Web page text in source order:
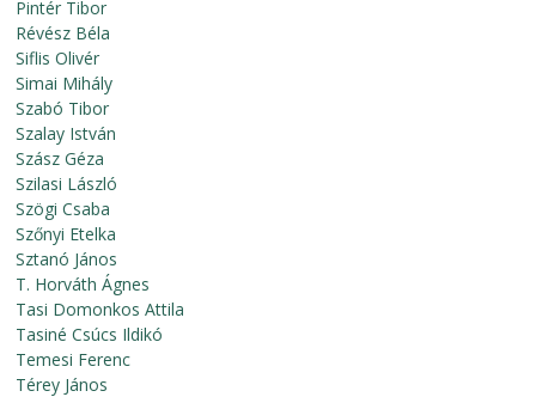
Pintér Tibor
Révész Béla
Siflis Olivér
Simai Mihály
Szabó Tibor
Szalay István
Szász Géza
Szilasi László
Szögi Csaba
Szőnyi Etelka
Sztanó János
T. Horváth Ágnes
Tasi Domonkos Attila
Tasiné Csúcs Ildikó
Temesi Ferenc
Térey János